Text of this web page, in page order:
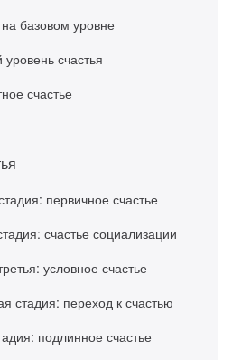
базовом уровне
счастья
счастье
первичное счастье
счастье социализации
условное счастье
стадия: переход к счастью
подлинное счастье